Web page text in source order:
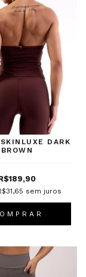
DARK
BROWN
sem juros
M P R A R